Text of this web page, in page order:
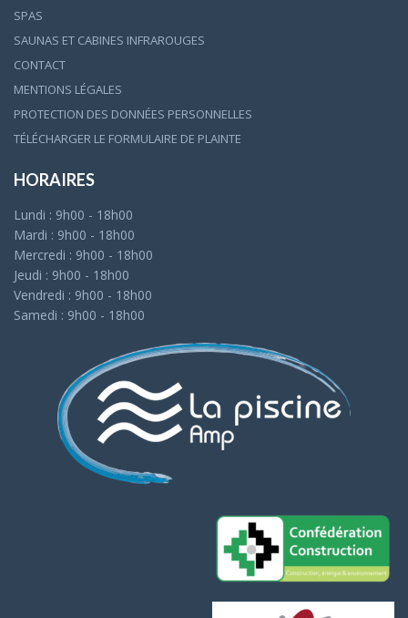
SPAS
SAUNAS ET CABINES INFRAROUGES
CONTACT
MENTIONS LÉGALES
PROTECTION DES DONNÉES PERSONNELLES
TÉLÉCHARGER LE FORMULAIRE DE PLAINTE
HORAIRES
Lundi : 9h00 - 18h00
Mardi : 9h00 - 18h00
Mercredi : 9h00 - 18h00
Jeudi : 9h00 - 18h00
Vendredi : 9h00 - 18h00
Samedi : 9h00 - 18h00
Assistant AMP Piscines